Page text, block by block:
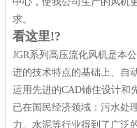
求。
看这里!?
JGR系列高压流化风机是本
进的技术特点的基础上、自
运用先进的CAD铺住设计和
已在国民经济领域：污水处
力、水泥等行业得到了广泛